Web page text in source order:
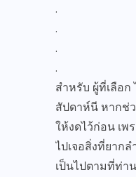
.
.
.
.
สำหรับ ผู้ที่เลือก
สัปดาห์นี หากช่
ให้งดไว้ก่อน เพ
ไปเจอสิ่งที่ยาก
เป็นไปตามที่ท่า